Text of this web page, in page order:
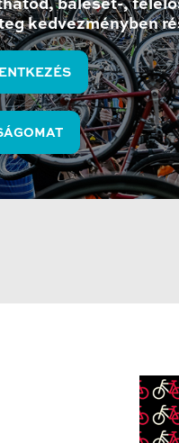
baleset-,
kedvezményben